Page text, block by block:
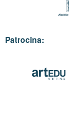
Patrocina: